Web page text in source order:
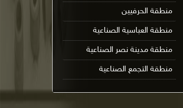
منطقة الحرفيين
منطقة العباسية الصناعية
منطقة مدينة نصر الصناعية
منطقة التجمع الصناعية